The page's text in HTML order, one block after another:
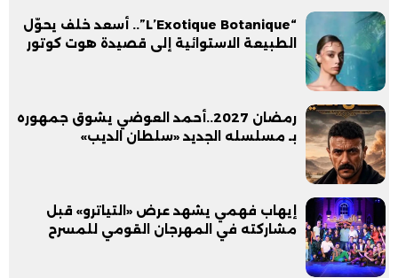
“L’Exotique Botanique”.. أسعد خلف يحوّل
الطبيعة الاستوائية إلى قصيدة هوت كوتور
رمضان 2027..أحمد العوضي يشوق جمهوره
بـ مسلسله الجديد «سلطان الديب»
إيهاب فهمي يشهد عرض «التياترو» قبل
مشاركته في المهرجان القومي للمسرح